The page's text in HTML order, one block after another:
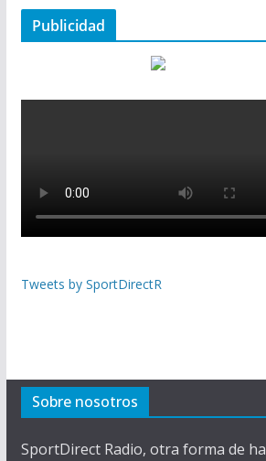
Publicidad
Tweets by SportDirectR
Sobre nosotros
SportDirect Radio, otra forma de